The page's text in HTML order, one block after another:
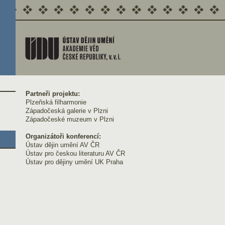
Partneři projektu:
Plzeňská filharmonie
Západočeská galerie v Plzni
Západočeské muzeum v Plzni
Organizátoři konferencí:
Ústav dějin umění AV ČR
Ústav pro českou literaturu AV ČR
Ústav pro dějiny umění UK Praha